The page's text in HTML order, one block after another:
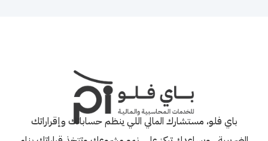
باي فلو، مستشارك المالي اللي ينظم حساباتك وإقراراتك